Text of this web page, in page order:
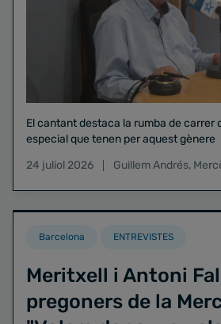
El cantant destaca la rumba de carrer
especial que tenen per aquest gènere
24 juliol 2026
Guillem Andrés,
Barcelona ENTREVISTES
Meritxell i Antoni
pregoners de la